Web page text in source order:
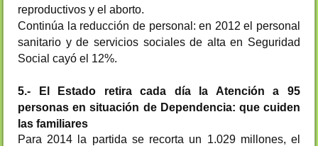
reproductivos y el aborto.
Continúa la reducción de personal: en 2012 el personal
sanitario y de servicios sociales de alta en Seguridad
Social cayó el 12%.
5.- El Estado retira cada día la Atención a 95
personas en situación de Dependencia: que cuiden
las familiares
Para 2014 la partida se recorta un 1.029 millones, el